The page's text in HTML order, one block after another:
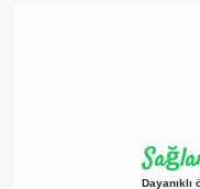
Dayanıklı